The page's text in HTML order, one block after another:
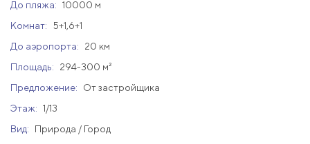
До пляжа: 10000 м
Комнат:
5+1,6+1
До аэропорта:
20 км
Площадь:
294-300 м²
Предложение:
От застройщика
Этаж: 1/13
Вид:
Природа / Город